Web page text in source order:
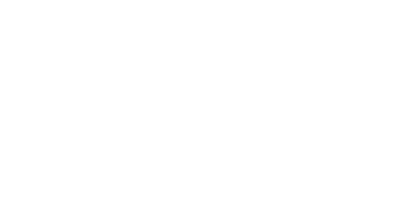
aos favoritos